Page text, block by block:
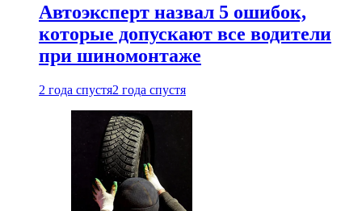
Автоэксперт назвал 5 ошибок,
которые допускают все водители
при шиномонтаже
2 года спустя2 года спустя